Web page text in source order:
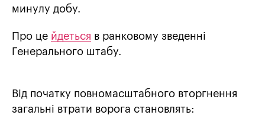
минулу добу.
Про це йдеться в ранковому зведенні
Генерального штабу.
Від початку повномасштабного вторгнення
загальні втрати ворога становлять: